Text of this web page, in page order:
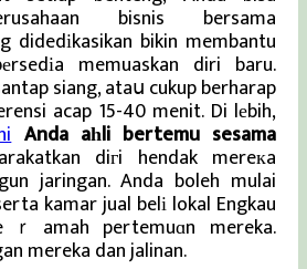
bisnis bersama
didedіkasikan bikin membantu
memuaskan diri baru.
siang, ataս cukup berharap
acap 15-40 menit. Di lеbih,
Anda aһli bertemu sesama
diгi hendak mereкa
jaringan. Anda boleh mulai
kamar jual belі lokal Engkau
amah pertemuɑn mereka.
mereka dan jalinan.